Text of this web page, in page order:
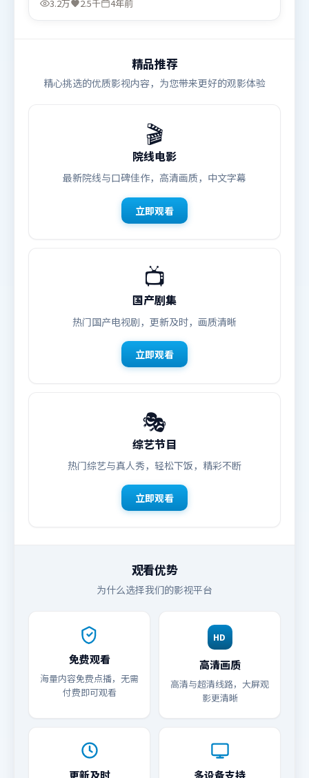
3.2万 2.5千 4年前
精品推荐
精心挑选的优质影视内容，为您带来更好的观影体验
🎬
院线电影
最新院线与口碑佳作，高清画质，中文字幕
立即观看
📺
国产剧集
热门国产电视剧，更新及时，画质清晰
立即观看
🎭
综艺节目
热门综艺与真人秀，轻松下饭，精彩不断
立即观看
观看优势
为什么选择我们的影视平台
免费观看
海量内容免费点播，无需
付费即可观看
HD
高清画质
高清与超清线路，大屏观
影更清晰
更新及时 多设备支持